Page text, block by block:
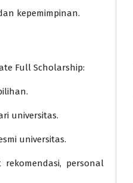
kepemimpinan.
Full Scholarship:
universitas.
universitas.
personal